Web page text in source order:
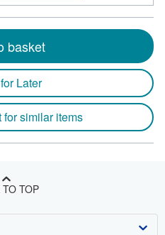
basket
Later
for similar items
TO TOP